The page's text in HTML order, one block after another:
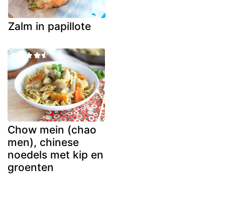
Zalm in papillote
Chow mein (chao
men), chinese
noedels met kip en
groenten